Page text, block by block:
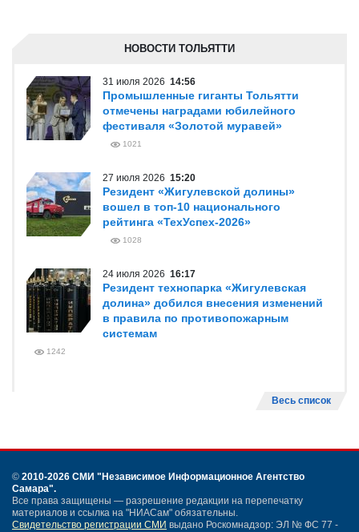
НОВОСТИ ТОЛЬЯТТИ
31 июля 2026 14:56
Промышленные гиганты Тольятти
отмечены наградами юбилейного
фестиваля «Золотой муравей»
1021
27 июля 2026 15:20
Резидент «Жигулевской долины»
вошел в топ-10 национального
рейтинга «ТехУспех-2026»
1028
24 июля 2026 16:17
Резидент технопарка «Жигулевская
долина» добился внесения изменений
в правила по противопожарным
системам
1242
Весь список
© 2010-2026 СМИ "Независимое Информационное Агентство
Самара".
Все права защищены — разрешение редакции на перепечатку
материалов и ссылка на "НИАСам" обязательны.
Свидетельство регистрации СМИ выдано Роскомнадзор: ЭЛ № ФС 77 -